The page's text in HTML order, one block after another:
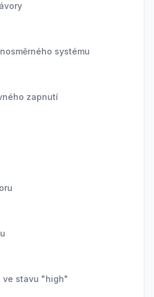
systému
zapnutí
ve stavu "high"